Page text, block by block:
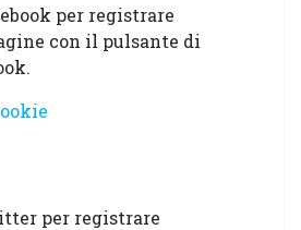
per registrare
con il pulsante di
per registrare